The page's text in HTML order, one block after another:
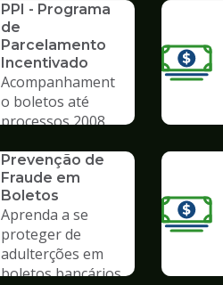
PPI - Programa
de
Parcelamento
Incentivado
Acompanhament
o boletos até
processos 2008
Prevenção de
Fraude em
Boletos
Aprenda a se
proteger de
adulterções em
boletos bancários